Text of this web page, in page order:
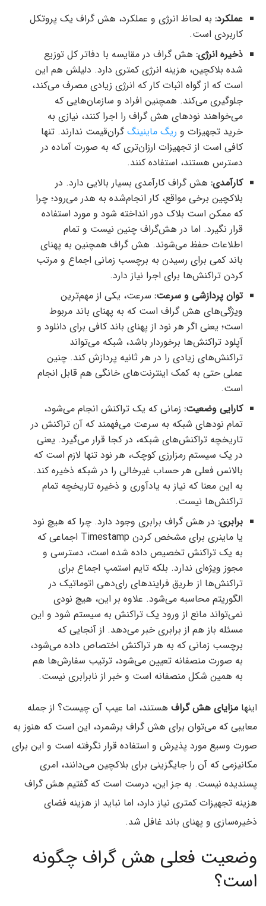
عملکرد: به لحاظ انرژی و عملکرد، هش گراف یک پروتکل
کاربردی است.
ذخیره انرژی: هش گراف در مقایسه با دفاتر کل توزیع
شده بلاکچین، هزینه انرژی کمتری دارد. دلیلش هم این
است که از گواه اثبات کار که انرژی زیادی مصرف می‌کند،
جلوگیری می‌کند. همچنین افراد و سازمان‌هایی که
می‌خواهند نودهای هش گراف را اجرا کنند، نیازی به
خرید تجهیزات و ریگ ماینینگگران‌قیمت ندارند. تنها
کافی است از تجهیزات ارزان‌تری که به صورت آماده در
دسترس هستند، استفاده کنند.
کارآمدی: هش گراف کارآمدی بسیار بالایی دارد. در
بلاکچین برخی مواقع،‌ کار انجام‌شده به هدر می‌رود؛ چرا
که ممکن است بلاک دور انداخته شود و مورد استفاده
قرار نگیرد. اما در هش‌گراف چنین نیست و تمام
اطلاعات حفظ می‌شوند. هش گراف همچنین به پهنای
باند کمی برای رسیدن به برچسب زمانی اجماع و مرتب
کردن تراکنش‌ها برای اجرا نیاز دارد.
توان پردازشی و سرعت: سرعت، یکی از مهم‌ترین
ویژگی‌های هش گراف است که به پهنای باند مربوط
است؛ یعنی اگر هر نود از پهنای باند کافی برای دانلود و
آپلود تراکنش‌ها برخوردار باشد، شبکه می‌تواند
تراکنش‌های زیادی را در هر ثانیه پردازش کند. چنین
عملی حتی به کمک اینترنت‌های خانگی هم قابل انجام
است.
کارایی وضعیت: زمانی که یک تراکنش انجام می‌شود،
تمام نودهای شبکه به سرعت می‌فهمند که آن تراکنش در
تاریخچه تراکنش‌های شبکه، در کجا قرار می‌گیرد. یعنی
در یک سیستم رمزارزی کوچک، هر نود تنها لازم است که
بالانس فعلی هر حساب غیرخالی را در شبکه ذخیره کند.
به این معنا که نیاز به یادآوری و ذخیره تاریخچه تمام
تراکنش‌ها نیست.
برابری: در هش گراف برابری وجود دارد. چرا که هیچ نود
یا ماینری برای مشخص کردن Timestamp اجماعی که
به یک تراکنش تخصیص داده شده است، دسترسی و
مجوز ویژه‌‌ای ندارد. بلکه تایم استمپ اجماع برای
تراکنش‌ها از طریق فرایندهای رای‌دهی اتوماتیک در
الگوریتم محاسبه می‌شود. علاوه بر این، هیچ نودی
نمی‌تواند مانع از ورود یک تراکنش به سیستم شود و این
مسئله باز هم از برابری خبر می‌دهد. از آنجایی که
برچسب زمانی که به هر تراکنش اختصاص داده می‌شود،
به صورت منصفانه تعیین می‌شود، ترتیب سفارش‌ها هم
به همین شکل منصفانه است و خبر از نابرابری نیست.
اینها مزایای هش گراف هستند، اما عیب آن چیست؟ از جمله
معایبی که می‌توان برای هش گراف برشمرد، این است که هنوز به
صورت وسیع مورد پذیرش و استفاده قرار نگرفته است و این برای
مکانیزمی که آن را جایگزینی برای بلاکچین می‌دانند، امری
پسندیده نیست. به جز این، درست است که گفتیم هش گراف
هزینه تجهیزات کمتری نیاز دارد، اما نباید از هزینه فضای
ذخیره‌سازی و پهنای باند غافل شد.
وضعیت فعلی هش گراف چگونه
است؟